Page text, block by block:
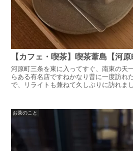
【カフェ・喫茶】喫茶葦島【河原
河原町三条を東に入ってすぐ、南東の天
らある有名店ですねかなり昔に一度訪れ
で、リライトも兼ねて久しぶりに訪れま
お茶のこと